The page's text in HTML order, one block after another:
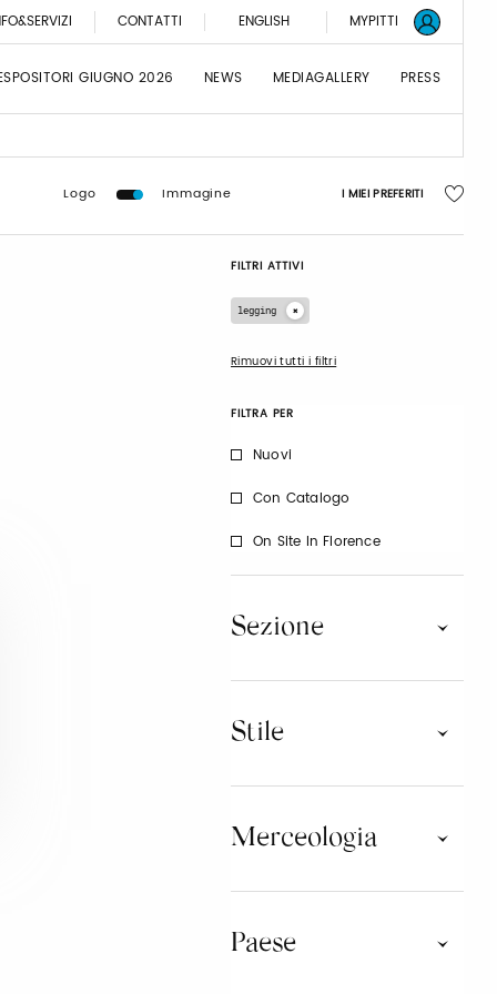
CONTATTI ENGLISH MYPITTI
GIUGNO 2026 NEWS MEDIAGALLERY PRESS
Logo Immagine I MIEI PREFERITI
FILTRI ATTIVI
legging
Rimuovi tutti i filtri
FILTRA PER
Nuovi
Con Catalogo
On Site In Florence
Sezione
Stile
Classico
Contemporaneo
Lifestyle
Merceologia
ACCESSORI
Paese